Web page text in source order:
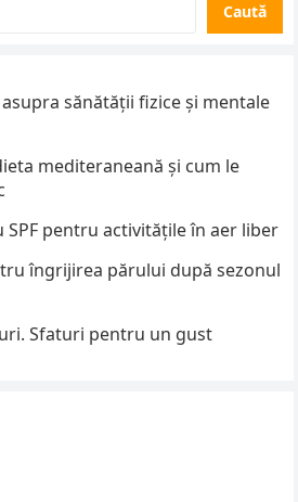
Caută
sănătății fizice și mentale
mediteraneană și cum le
SPF pentru activitățile în aer liber
îngrijirea părului după sezonul
Sfaturi pentru un gust